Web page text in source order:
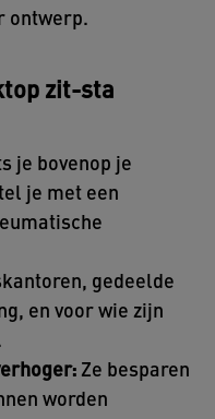
ontwerp.
zit-sta
je bovenop je
je met een
gedeelde
en voor wie zijn
Ze besparen
worden